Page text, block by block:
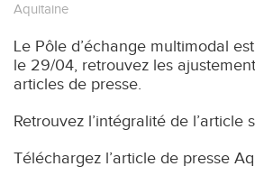
Aquitaine
Le Pôle d’échange multimodal
le 29/04, retrouvez les
articles de presse.
Retrouvez l’intégralité de l’article
Téléchargez l’article de presse